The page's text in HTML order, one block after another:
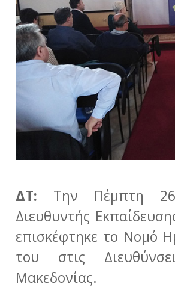
ΔΤ: Την Πέμπτη 26
Διευθυντής
επισκέφτηκε το Νομό
του στις
Μακεδονίας.